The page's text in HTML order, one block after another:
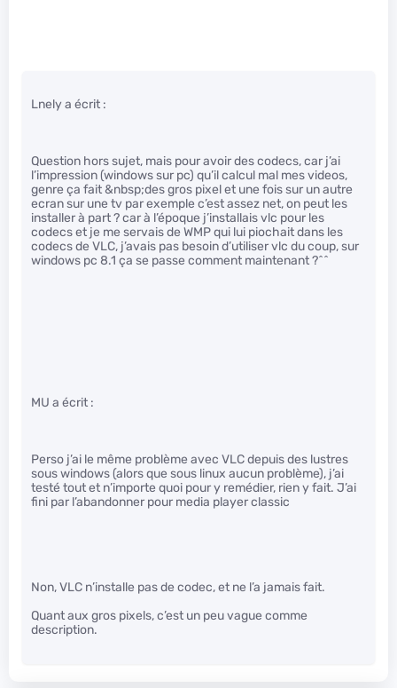
Lnely a écrit :
Question hors sujet, mais pour avoir des codecs, car j’ai
l’impression (windows sur pc) qu’il calcul mal mes videos,
genre ça fait &nbsp;des gros pixel et une fois sur un autre
ecran sur une tv par exemple c’est assez net, on peut les
installer à part ? car à l’époque j’installais vlc pour les
codecs et je me servais de WMP qui lui piochait dans les
codecs de VLC, j’avais pas besoin d’utiliser vlc du coup, sur
windows pc 8.1 ça se passe comment maintenant ?^^
MU a écrit :
Perso j’ai le même problème avec VLC depuis des lustres
sous windows (alors que sous linux aucun problème), j’ai
testé tout et n’importe quoi pour y remédier, rien y fait. J’ai
fini par l’abandonner pour media player classic
Non, VLC n’installe pas de codec, et ne l’a jamais fait.
Quant aux gros pixels, c’est un peu vague comme
description.